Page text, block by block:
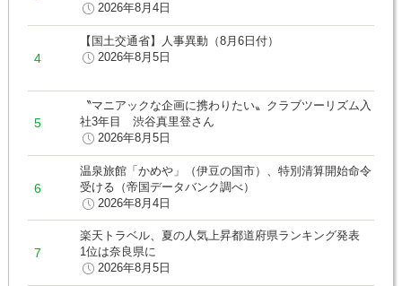
2026年8月4日
【国土交通省】人事異動（8月6日付）
2026年8月5日
〝マニアックな企画に携わりたい〟クラブツーリズム入
社3年目 渋谷真里登さん
2026年8月5日
温泉旅館「かめや」（伊豆の国市）、特別清算開始命令
受ける（帝国データバンク調べ）
2026年8月4日
楽天トラベル、夏の人気上昇都道府県ランキング発表
1位は奈良県に
2026年8月5日